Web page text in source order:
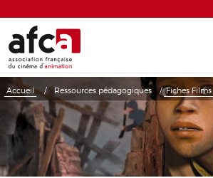
Accueil / Ressources pédagogiques / Fiches Films